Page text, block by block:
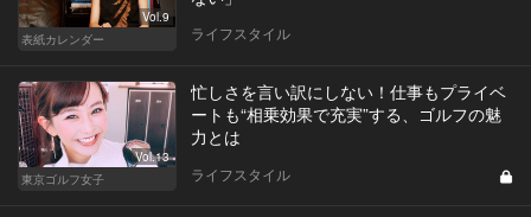
Vol.9
表紙カレンダー
ライフスタイル
Vol.13
東京ゴルフ女子
忙しさを言い訳にしない！仕事もプライベ
ートも“相乗効果で充実”する、ゴルフの魅
力とは
ライフスタイル